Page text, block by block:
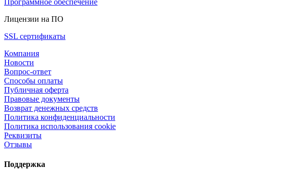
Лицензии на ПО
SSL сертификаты
Компания
Новости
Вопрос-ответ
Способы оплаты
Публичная оферта
Правовые документы
Возврат денежных средств
Политика конфиденциальности
Политика использования cookie
Реквизиты
Отзывы
Поддержка